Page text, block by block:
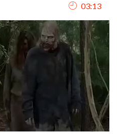
juegos como modelo03:13